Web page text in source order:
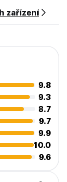
zařízení
9.8
9.3
8.7
9.7
9.9
10.0
9.6